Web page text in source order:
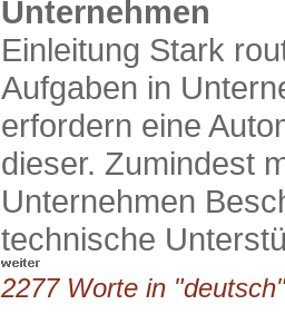
Unternehmen
Einleitung Stark
Aufgaben in
erfordern eine
dieser. Zumindest
Unternehmen
technische
2277 Worte in